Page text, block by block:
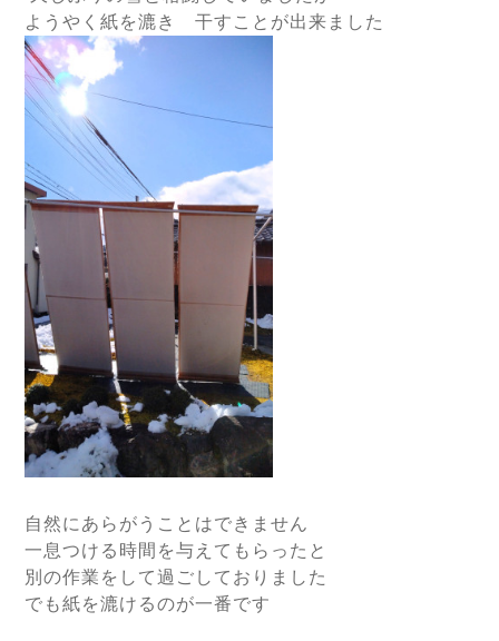
ようやく紙を漉き 干すことが出来ました
自然にあらがうことはできません
一息つける時間を与えてもらったと
別の作業をして過ごしておりました
でも紙を漉けるのが一番です